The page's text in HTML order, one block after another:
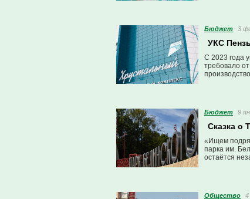
Бюджет 3
УКС
С 2023 года
требовало
Бюджет 9
Сказка о
«Ищем
парка им.
остаётся
Общество 4